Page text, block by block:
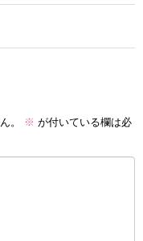
。 ※ が付いている欄は必